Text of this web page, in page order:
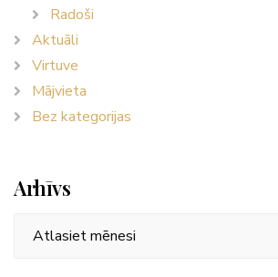
Radoši
Aktuāli
Virtuve
Mājvieta
Bez kategorijas
Arhīvs